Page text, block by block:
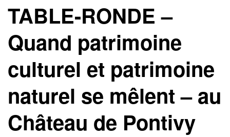
TABLE-RONDE –
Quand patrimoine
culturel et patrimoine
naturel se mêlent – au
Château de Pontivy